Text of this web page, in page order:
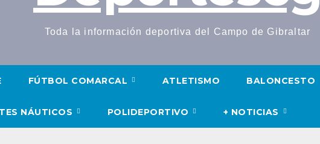
Toda la información deportiva del Campo de Gibraltar
FÚTBOL COMARCAL ATLETISMO BALONCESTO
NÁUTICOS POLIDEPORTIVO + NOTICIAS